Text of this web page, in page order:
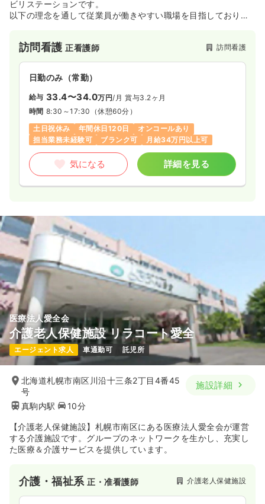
ビリステーションです。
以下の理念を通して従業員が働きやすい職場を目指しておりま
◆オンコール対応の削減
利用者様の視点でみるとオンコールへの対応は手厚ければ手厚
いほど良いでしょう。
しかし、看護を行う立場の皆様の視点に立つとオンコールを担
当する回数が多ければ多いほど負担が増していきます。白ゆり
では利用者様の安心と看護スタッフの負担軽減を同時に達成す
るために人員確保と拠点展開をすすめています。人員が増えれ
ば増えるほど、一人当たりのオンコール対応の回数が減り、負
担を少なくすることが可能になります。これまでの看護師増員
により、オンコール当番を月2～3回に減らすことができまし
た。これは訪問看護の業界においても、かなり少ない当番回数
ですが、今後も看護師が増えていくことで、オンコール当番の
回数はさらに減っていく予定です。
訪問看護は、施設での看護とは異なり、利用者様のご自宅やご
入居先までお伺いする必要があります。そのため、事業所から
訪問先までの距離が離れていると、それだけ事故に遭う確率が
上がり、往復するだけで多大な時間と体力を消費することにな
ります。
白ゆりでは、スタッフの長距離移動の負担を軽減する取り組み
として、事業所数を増やし、各事業所の受け持つエリアを狭く
することで、訪問先への移動距離が短くなるようにしていま
す。現在、札幌に7事業所、函館に3事業所を展開しています
が、今後さらに拠点拡大を行い、スタッフの移動の負担を軽減
する取り組みを行っていきます。
◆働きに見合った所得を実現
白ゆりでは、たくさん働いたスタッフには、それに見合った所
得を実現できる制度を構築しています。
オンコール手当、年2回の賞与、車両借り上げ手当、インセンテ
ィブ制度など、基本給与以外に受け取れる手当を充実させてい
ます。
オンコール手当は、対応の有無に関わらず所定の金額が支給さ
れ、インセンティブ制度は、入社7ヶ月目より、80時間以上の
稼働を達成した職員に対して1時間につき3,500円が支給される
など、勤務実態に見合った手当が支給される仕組みになってい
個々の頑張りが会社を作り、利用者様へのより一層の訪問看護
サービスを生み出すと考えていますので、皆さんには働きに応
じた所得をしっかりと得ていただける環境づくりを行っていま
訪問看護正看護師 訪問看護
日勤のみ（常勤）
給与 33.4〜34.0万円/月 賞与3.2ヶ月
時間 8:30～17:30 （休憩60分）
土日祝休み
年間休日120日
オンコールあり
担当業務未経験可
ブランク可 月給34万円以上可
気になる 詳細を見る
医療法人愛全会
介護老人保健施設 リラコート愛全
エージェント求人 車通勤可 託児所
北海道札幌市南区川沿十三条2丁目4番45
号
真駒内駅
10分
施設詳細
【介護老人保健施設】札幌市南区にある医療法人愛全会が運営
する介護施設です。グループのネットワークを生かし、充実し
た医療＆介護サービスを提供しています。
介護・福祉系正・准看護師 介護老人保健施設